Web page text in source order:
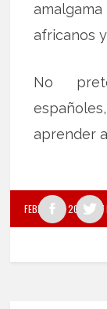
africanos
No
aprender
FEBRERO 1, 2022 BY